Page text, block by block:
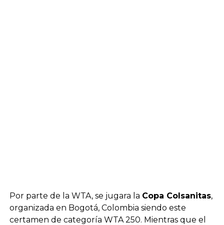
Por parte de la WTA, se jugara la Copa Colsanitas,
organizada en Bogotá, Colombia siendo este
certamen de categoría WTA 250. Mientras que el